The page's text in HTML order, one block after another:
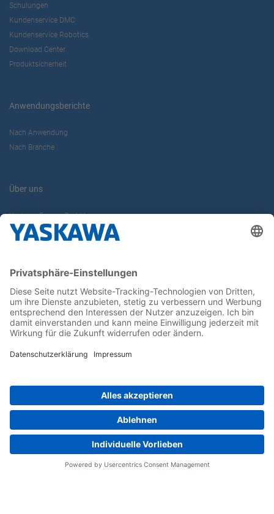
Schulungen
Kundenservice DMC
Kundenservice Robotics
Download Center
Produktsicherheit
Anwendungsberichte
Nach Anwendung
Nach Branche
Über uns
Yaskawa Europe GmbH
Karriere
Newsletter
Follow us on...
Home Impressum Privacy
Cookie Choices
Whistleblowing
Yaskawa Europe GmbH